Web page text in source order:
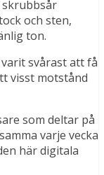
skrubbsår
och sten,
ton.
svårast att få
visst motstånd
som deltar på
varje vecka
här digitala